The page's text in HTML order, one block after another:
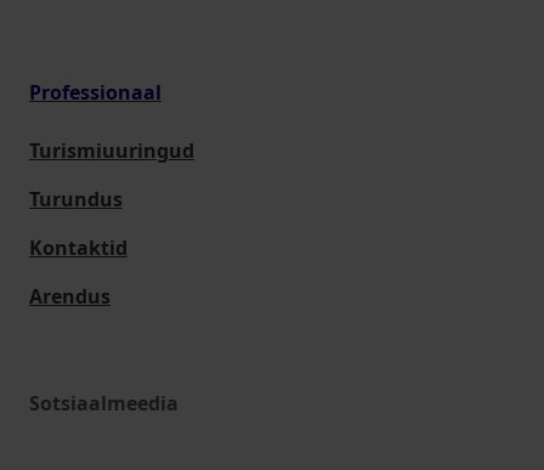
Professionaal
Turismiuuringud
Turundus
Kontaktid
Arendus
Sotsiaalmeedia